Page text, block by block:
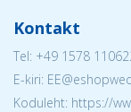
Kontakt
Tel: +49 1578
E-kiri:
Koduleht: https://